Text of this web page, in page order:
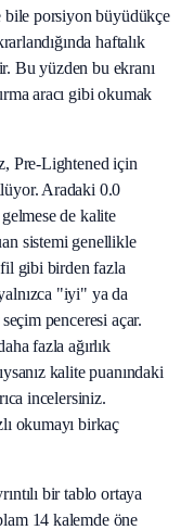
porsiyon büyüdükçe
haftalık
Bu yüzden bu ekranı
aracı gibi okumak
Pre-Lightened için
Aradaki 0.0
de kalite
sistemi genellikle
gibi birden fazla
"iyi" ya da
penceresi açar.
fazla ağırlık
kalite puanındaki
incelersiniz.
okumayı birkaç
bir tablo ortaya
14 kalemde öne